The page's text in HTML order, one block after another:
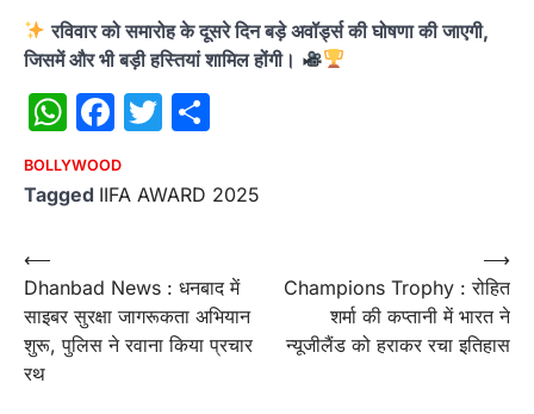
रविवार को समारोह के दूसरे दिन बड़े अवॉर्ड्स की घोषणा की जाएगी,
जिसमें और भी बड़ी हस्तियां शामिल होंगी।
WhatsApp
Facebook
Twitter
BOLLYWOOD
Tagged IIFA AWARD 2025
Post
navigation
⟵
Dhanbad News : धनबाद में
साइबर सुरक्षा जागरूकता अभियान
शुरू, पुलिस ने रवाना किया प्रचार
रथ
Champions Trophy : रोहित
शर्मा की कप्तानी में भारत ने
न्यूजीलैंड को हराकर रचा इतिहास
⟶